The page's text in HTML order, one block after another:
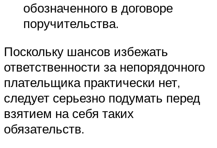
обозначенного в договоре
поручительства.
Поскольку шансов избежать
ответственности за непорядочного
плательщика практически нет,
следует серьезно подумать перед
взятием на себя таких
обязательств.